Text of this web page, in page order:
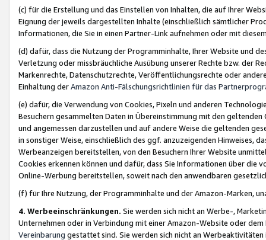
(c) für die Erstellung und das Einstellen von Inhalten, die auf Ihrer
Eignung der jeweils dargestellten Inhalte (einschließlich sämtlicher
Informationen, die Sie in einen Partner-Link aufnehmen oder mit
(d) dafür, dass die Nutzung der Programminhalte, Ihrer Website und
Verletzung oder missbräuchliche Ausübung unserer Rechte bzw. der
Markenrechte, Datenschutzrechte, Veröffentlichungsrechte oder
Einhaltung derAmazon Anti-Fälschungsrichtlinien für das
(e) dafür, die Verwendung von Cookies, Pixeln und anderen
Besuchern gesammelten Daten in Übereinstimmung mit den
und angemessen darzustellen und auf andere Weise die geltenden
in sonstiger Weise, einschließlich des ggf. anzuzeigenden Hinweises,
Werbeanzeigen bereitstellen, von den Besuchern Ihrer Website
Cookies erkennen können und dafür, dass Sie Informationen über die
Online-Werbung bereitstellen, soweit nach den anwendbaren
(f) für Ihre Nutzung, der Programminhalte und der Amazon-Marken,
4. Werbeeinschränkungen. Sie werden sich nicht an Werbe-,
Unternehmen oder in Verbindung mit einer Amazon-Website oder
Vereinbarung gestattet sind. Sie werden sich nicht an